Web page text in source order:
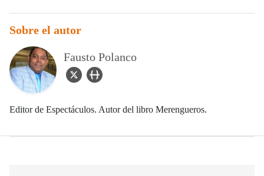
Sobre el autor
Fausto Polanco
twitter Iconuser_url Icon
Editor de Espectáculos. Autor del libro Merengueros.